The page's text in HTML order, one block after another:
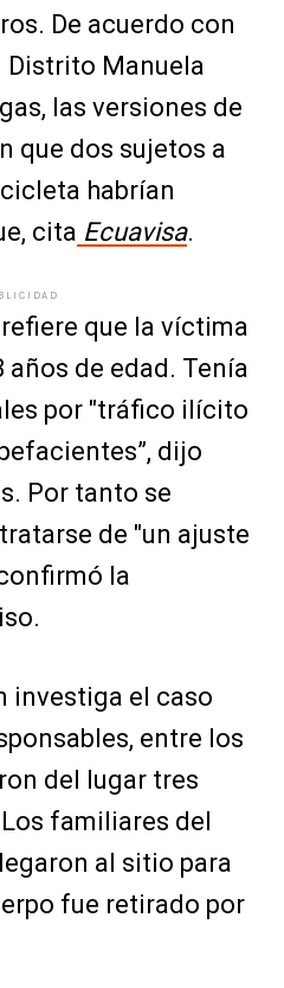
De acuerdo con
Manuela
las versiones de
que dos sujetos a
habrían
cita Ecuavisa.
que la víctima
años de edad. Tenía
por "tráfico ilícito
dijo
Por tanto se
de "un ajuste
la
investiga el caso
entre los
del lugar tres
familiares del
al sitio para
fue retirado por